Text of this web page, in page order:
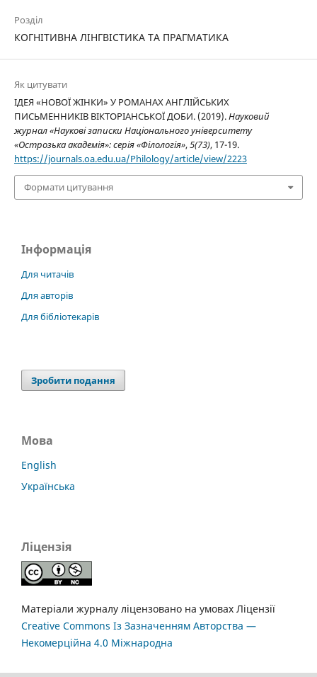
Розділ
КОГНІТИВНА ЛІНГВІСТИКА ТА ПРАГМАТИКА
Як цитувати
ІДЕЯ «НОВОЇ ЖІНКИ» У РОМАНАХ АНГЛІЙСЬКИХ
ПИСЬМЕННИКІВ ВІКТОРІАНСЬКОЇ ДОБИ. (2019).Науковий
журнал «Наукові записки Національного університету
«Острозька академія»: серія «Філологія»,5(73), 17-19.
https://journals.oa.edu.ua/Philology/article/view/2223
Формати цитування
Інформація
Для читачів
Для авторів
Для бібліотекарів
Зробити подання
Мова
English
Українська
Ліцензія
Матеріали журналу ліцензовано на умовах Ліцензії
Creative Commons Із Зазначенням Авторства —
Некомерційна 4.0 Міжнародна